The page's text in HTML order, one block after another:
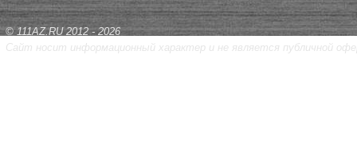
© 111AZ.RU 2012 - 2026
Сайт носит информационный характер и не является публичной